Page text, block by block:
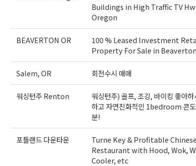
Buildings in High Traffic TV
Oregon
BEAVERTON OR
100 % Leased Investment
Property For Sale in
Salem, OR 회전수시 매매
워싱턴주 Renton
워싱턴주) 골프, 조깅, 바이킹 좋아
하고 자연친화적인 1bedroom 콘
분!
포틀랜드 다운타운
Turne Key & Profitable Chinese
Restaurant with Hood, Wok,
Cooler, etc
First Name
Last Name
By submitting this form, you are consenting to receive KCR Media Group
Suite A, Edmonds, WA, 98026, US, https://wowseattle.com. You can
by using the SafeUnsubscribe® link, found at the bottom of every email.